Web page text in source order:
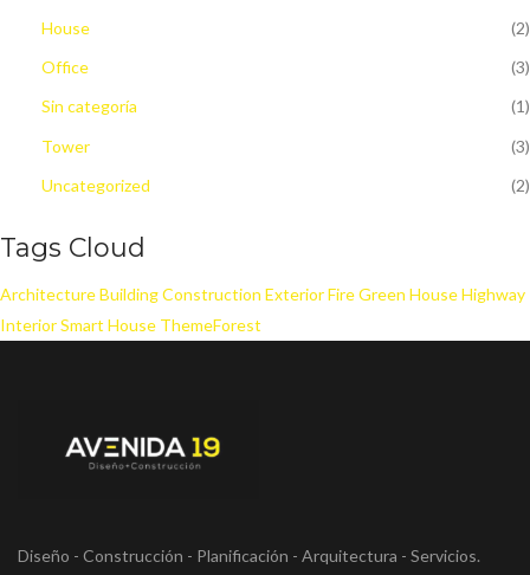
House
(2)
Office
(3)
Sin categoría
(1)
Tower
(3)
Uncategorized
(2)
Tags Cloud
ArchitectureBuildingConstruction ExteriorFireGreen HouseHighway
InteriorSmart House ThemeForest
Diseño - Construcción - Planificación - Arquitectura - Servicios.